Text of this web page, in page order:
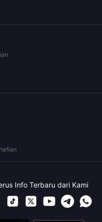
Info Terbaru dari Kami